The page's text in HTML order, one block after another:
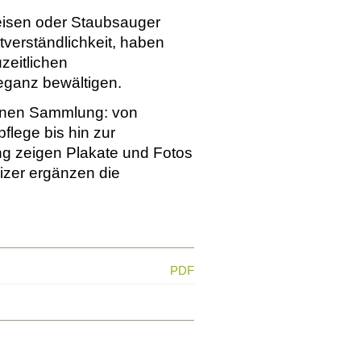
oder Staubsauger
haben
bewältigen.
Sammlung: von
bis hin zur
zeigen Plakate und Fotos
ergänzen die
PDF